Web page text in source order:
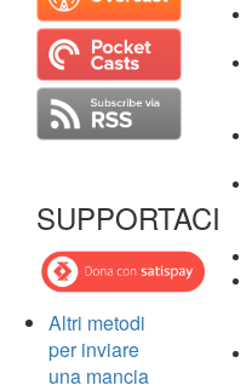
SUPPORTACI
Altri metodi
per inviare
una mancia